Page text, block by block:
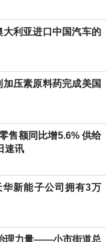
利亚进口中国汽车的
压素原料药完成美国
售额同比增5.6% 供给
速讯
华新能子公司拥有3万
理力量——小市街道总